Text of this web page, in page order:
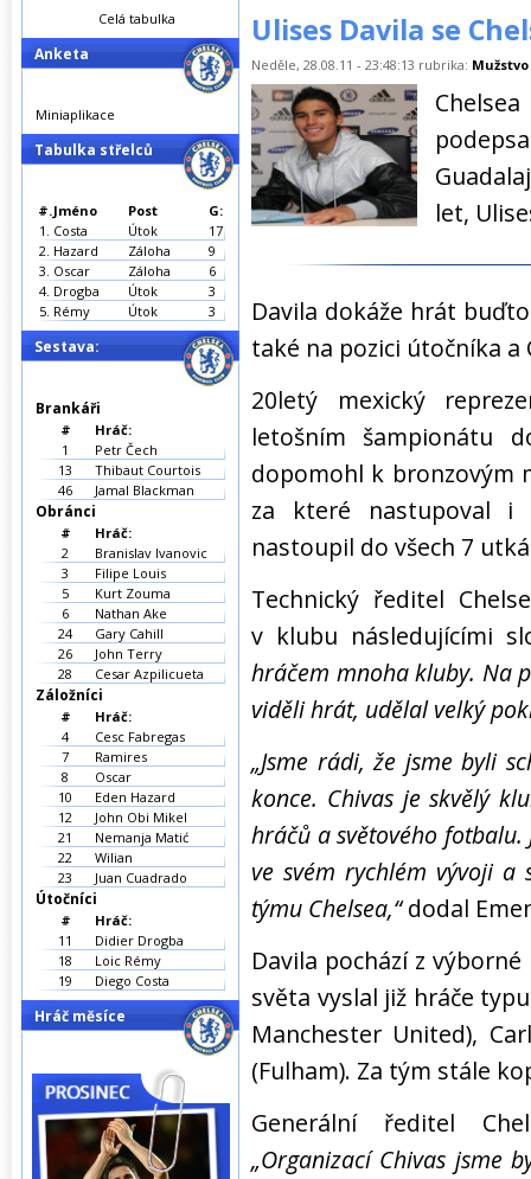
Ulises Davila se
Neděle, 28.08.11 - 23:48:13 rubrika: Mužstvo
let,
Davila dokáže hrát
také na pozici útočníka a
20letý mexický
letošním šampionátu
dopomohl k bronzovým
za které nastupoval i
nastoupil do všech 7
Technický ředitel
v klubu následujícími
hráčem mnoha kluby. Na
viděli hrát, udělal velký
„Jsme rádi, že jsme byli
konce. Chivas je skvělý
hráčů a světového fotbalu.
ve svém rychlém vývoji a
týmu Chelsea,“dodal
Davila pochází z
světa vyslal již hráče
Manchester United),
(Fulham). Za tým stále
Generální ředitel
„Organizací Chivas jsme
Celá tabulka
Anketa
Miniaplikace
Tabulka střelců
#.Jméno Post
G:
1. Costa Útok
17
2. Hazard Záloha
9
3. Oscar Záloha
6
4. Drogba Útok
3
5. Rémy Útok 3
Sestava:
Brankáři
#
Hráč:
1
Petr Čech
13
Thibaut Courtois
46
Jamal Blackman
Obránci
#
Hráč:
2
Branislav Ivanovic
3
Filipe Louis
5
Kurt Zouma
6
Nathan Ake
24
Gary Cahill
26
John Terry
28
Cesar Azpilicueta
Záložníci
#
Hráč:
4
Cesc Fabregas
7
Ramires
8
Oscar
10
Eden Hazard
12
John Obi Mikel
21
Nemanja Matić
22
Wilian
23
Juan Cuadrado
Útočníci
#
Hráč:
11
Didier Drogba
18
Loic Rémy
19
Diego Costa
Hráč měsíce